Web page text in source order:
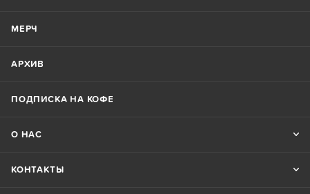
МЕРЧ
АРХИВ
ПОДПИСКА НА КОФЕ
О НАС
КОНТАКТЫ